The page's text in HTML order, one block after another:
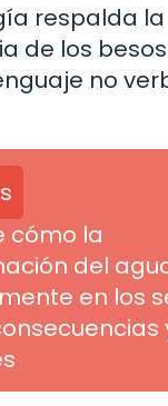
respalda la
de los
no
cómo la
del
en los